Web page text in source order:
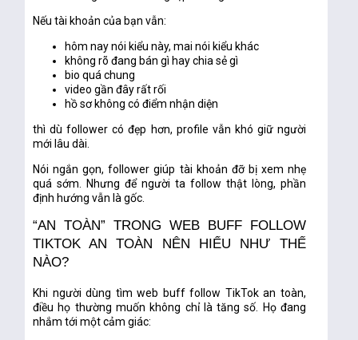
Nếu tài khoản của bạn vẫn:
hôm nay nói kiểu này, mai nói kiểu khác
không rõ đang bán gì hay chia sẻ gì
bio quá chung
video gần đây rất rối
hồ sơ không có điểm nhận diện
thì dù follower có đẹp hơn, profile vẫn khó giữ người
mới lâu dài.
Nói ngắn gọn, follower giúp tài khoản đỡ bị xem nhẹ
quá sớm . Nhưng để người ta follow thật lòng, phần
định hướng vẫn là gốc.
“AN TOÀN” TRONG WEB BUFF FOLLOW
TIKTOK AN TOÀN NÊN HIỂU NHƯ THẾ
NÀO?
Khi người dùng tìmweb buff follow TikTok an toàn,
điều họ thường muốn không chỉ là tăng số. Họ đang
nhắm tới một cảm giác: